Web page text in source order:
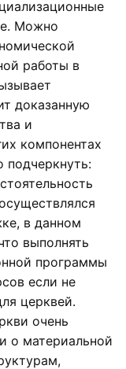
Можно
работы в
доказанную
и
компонентах
подчеркнуть:
в данном
выполнять
программы
если не
церквей.
очень
о материальной